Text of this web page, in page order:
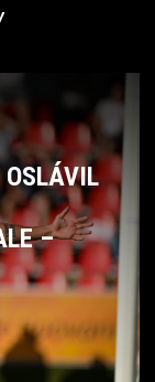
OSLÁVIL
–